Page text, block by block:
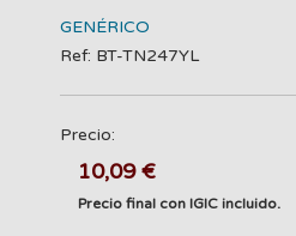
GENÉRICO
Ref: BT-TN247YL
Precio:
10,09 €
Precio final con IGIC incluido.